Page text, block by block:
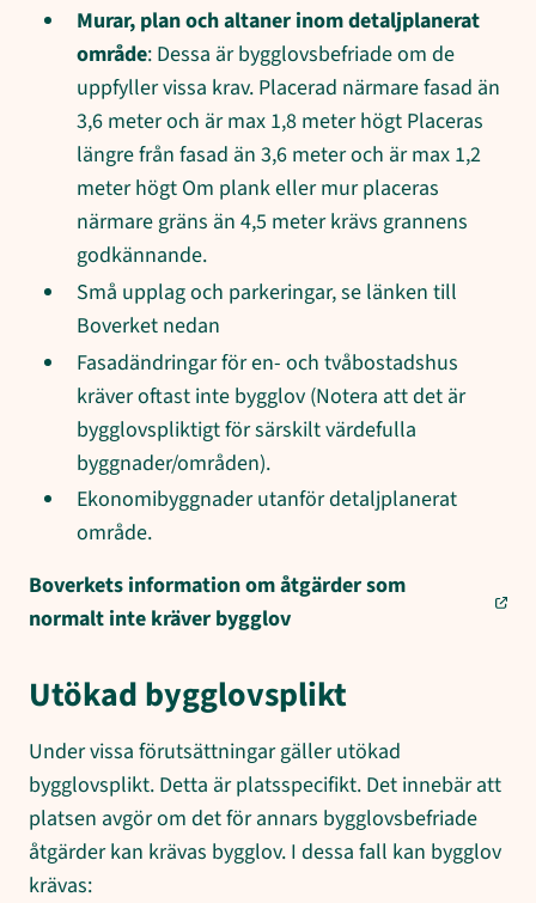
Murar, plan och altaner inom detaljplanerat
område: Dessa är bygglovsbefriade om de
uppfyller vissa krav. Placerad närmare fasad än
3,6 meter och är max 1,8 meter högt Placeras
längre från fasad än 3,6 meter och är max 1,2
meter högt Om plank eller mur placeras
närmare gräns än 4,5 meter krävs grannens
godkännande.
Små upplag och parkeringar, se länken till
Boverket nedan
Fasadändringar för en- och tvåbostadshus
kräver oftast inte bygglov (Notera att det är
bygglovspliktigt för särskilt värdefulla
byggnader/områden).
Ekonomibyggnader utanför detaljplanerat
område.
Boverkets information om åtgärder som
normalt inte kräver bygglov
Utökad bygglovsplikt
Under vissa förutsättningar gäller utökad
bygglovsplikt. Detta är platsspecifikt. Det innebär att
platsen avgör om det för annars bygglovsbefriade
åtgärder kan krävas bygglov. I dessa fall kan bygglov
krävas: